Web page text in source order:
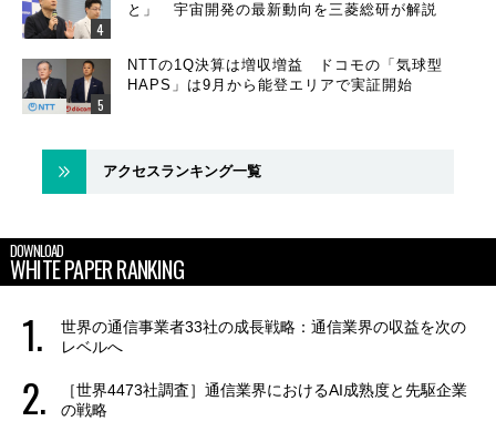
と」 宇宙開発の最新動向を三菱総研が解説
NTTの1Q決算は増収増益 ドコモの「気球型
HAPS」は9月から能登エリアで実証開始
アクセスランキング一覧
DOWNLOAD
WHITE PAPER RANKING
世界の通信事業者33社の成長戦略：通信業界の収益を次の
レベルへ
［世界4473社調査］通信業界におけるAI成熟度と先駆企業
の戦略